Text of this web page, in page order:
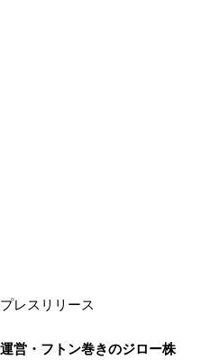
レスリリース
営・フトン巻きのジロー株